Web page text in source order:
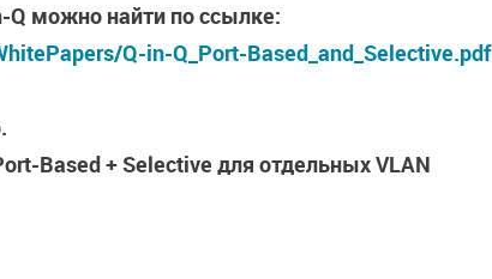
-Q можно найти по ссылке:
Q-in-Q_Port-Based_and_Selective.pdf
Based + Selective для отдельных VLAN